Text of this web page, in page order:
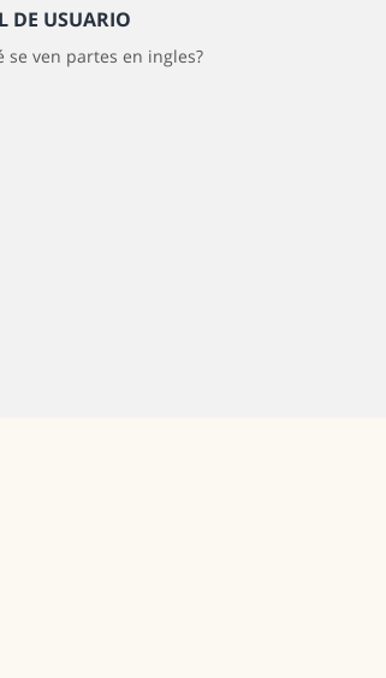
DE USUARIO
se ven partes en ingles?